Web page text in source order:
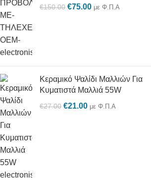
€150.00 €75.00 με Φ.Π.Α
Κεραμικό Ψαλίδι Μαλλιών Για
Κυματιστά Μαλλιά 55W
€27.00 €21.00 με Φ.Π.Α